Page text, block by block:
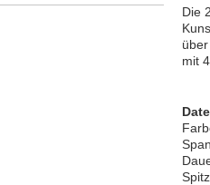
Die
mit